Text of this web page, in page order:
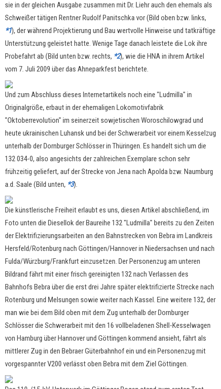
sie in der gleichen Ausgabe zusammen mit Dr. Liehr auch den ehemals als
Schweißer tätigen Rentner Rudolf Panitschka vor (Bild oben bzw. links,
*1), der während Projektierung und Bau wertvolle Hinweise und tatkräftige
Unterstützung geleistet hatte. Wenige Tage danach leistete die Lok ihre
Probefahrt ab (Bild unten bzw. rechts, *2), wie die HNA in ihrem Artikel
vom 7. Juli 2009 über das Ahneparkfest berichtete.
Und zum Abschluss dieses Internetartikels noch eine "Ludmilla" in
Originalgröße, erbaut in der ehemaligen Lokomotivfabrik
"Oktoberrevolution" im seinerzeit sowjetischen Woroschilowgrad und
heute ukrainischen Luhansk und bei der Schwerarbeit vor einem Kesselzug
unterhalb der Dornburger Schlösser in Thüringen. Es handelt sich um die
132 034-0, also angesichts der zahlreichen Exemplare schon sehr
frühzeitig geliefert, auf der Strecke von Jena nach Apolda bzw. Naumburg
a.d. Saale (Bild unten, *3).
Die künstlerische Freiheit erlaubt es uns, diesen Artikel abschließend, im
Foto unten die Diesellok der Baureihe 132 "Ludmilla" bereits zu den Zeiten
der Elektrifizierungsarbeiten an den Bahnstrecken von Bebra im Landkreis
Hersfeld/Rotenburg nach Göttingen/Hannover in Niedersachsen und nach
Fulda/Würzburg/Frankfurt einzusetzen. Der Personenzug am unteren
Bildrand fährt mit einer frisch gereinigten 132 nach Verlassen des
Bahnhofs Bebra über die erst drei Jahre später elektrifizierte Strecke nach
Rotenburg und Melsungen sowie weiter nach Kassel. Eine weitere 132, der
man wie bei dem Bild oben mit dem Zug unterhalb der Dornburger
Schlösser die Schwerarbeit mit den 16 vollbeladenen Shell-Kesselwagen
von Hamburg über Hannover und Göttingen kommend ansieht, fährt als
mittlerer Zug in den Bebraer Güterbahnhof ein und ein Personenzug mit
vorgespannter V200 verlässt oben Bebra mit dem Ziel Göttingen.